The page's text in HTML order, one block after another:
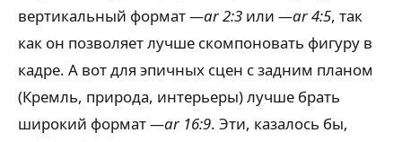
вертикальный формат—ar 2:3 или —ar 4:5, так
как он позволяет лучше скомпоновать фигуру в
кадре. А вот для эпичных сцен с задним планом
(Кремль, природа, интерьеры) лучше брать
широкий формат—ar 16:9. Эти, казалось бы,